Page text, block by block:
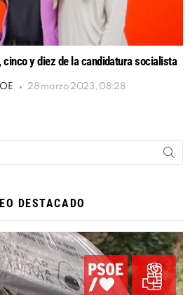
cinco y diez de la candidatura socialista
28 marzo 2023, 08:28
DESTACADO